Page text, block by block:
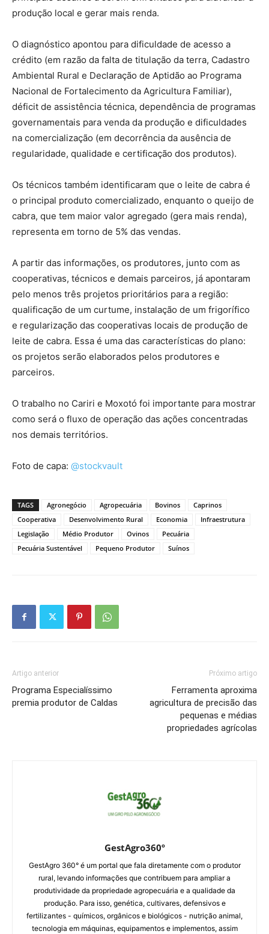
produção local e gerar mais renda.
O diagnóstico apontou para dificuldade de acesso a
crédito (em razão da falta de titulação da terra, Cadastro
Ambiental Rural e Declaração de Aptidão ao Programa
Nacional de Fortalecimento da Agricultura Familiar),
déficit de assistência técnica, dependência de programas
governamentais para venda da produção e dificuldades
na comercialização (em decorrência da ausência de
regularidade, qualidade e certificação dos produtos).
Os técnicos também identificaram que o leite de cabra é
o principal produto comercializado, enquanto o queijo de
cabra, que tem maior valor agregado (gera mais renda),
representa em torno de 5% das vendas.
A partir das informações, os produtores, junto com as
cooperativas, técnicos e demais parceiros, já apontaram
pelo menos três projetos prioritários para a região:
qualificação de um curtume, instalação de um frigorífico
e regularização das cooperativas locais de produção de
leite de cabra. Essa é uma das características do plano:
os projetos serão elaborados pelos produtores e
parceiros.
O trabalho no Cariri e Moxotó foi importante para mostrar
como será o fluxo de operação das ações concentradas
nos demais territórios.
Foto de capa: @stockvault
TAGS Agronegócio Agropecuária Bovinos
Caprinos
Cooperativa
Desenvolvimento Rural Economia
Infraestrutura
Legislação
Médio Produtor Ovinos
Pecuária
Pecuária Sustentável
Pequeno Produtor Suínos
Artigo anterior
Programa Especialíssimo
premia produtor de Caldas
Próximo artigo
Ferramenta aproxima
agricultura de precisão das
pequenas e médias
propriedades agrícolas
GestAgro360º
GestAgro 360° é um portal que fala diretamente com o produtor
rural, levando informações que contribuem para ampliar a
produtividade da propriedade agropecuária e a qualidade da
produção. Para isso, genética, cultivares, defensivos e
fertilizantes - químicos, orgânicos e biológicos - nutrição animal,
tecnologia em máquinas, equipamentos e implementos, assim